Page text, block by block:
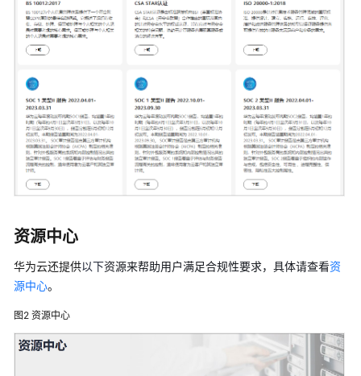
能
基
念
什
么
资
编
排
优
势
资源中心
华为云还提供以下资源来帮助用户满足合规性要求，具体请查看资
源中心。
图2 资源中心